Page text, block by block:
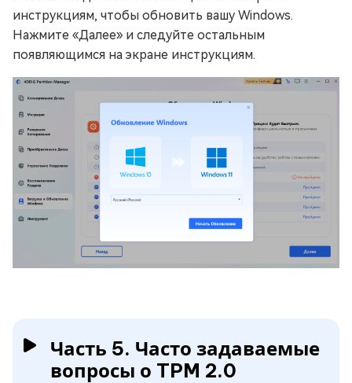
инструкциям, чтобы обновить вашу Windows.
Нажмите «Далее» и следуйте остальным
появляющимся на экране инструкциям.
Часть 5. Часто задаваемые
вопросы о TPM 2.0